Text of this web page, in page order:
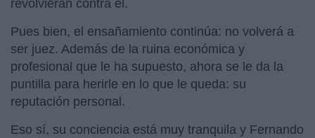
revolvieran contra él.
Pues bien, el ensañamiento continúa: no volverá a
ser juez. Además de la ruina económica y
profesional que le ha supuesto, ahora se le da la
puntilla para herirle en lo que le queda: su
reputación personal.
Eso sí, su conciencia está muy tranquila y Fernando